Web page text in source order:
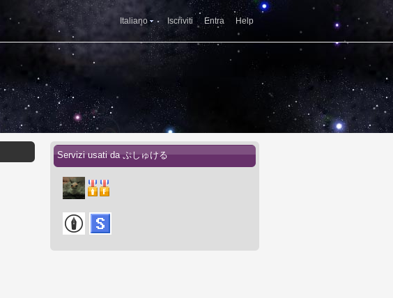
Italiano Iscriviti Entra Help
Servizi usati da ぷしゅける